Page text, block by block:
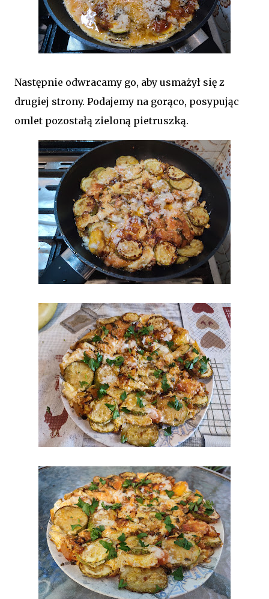
Następnie odwracamy go, aby usmażył się z
drugiej strony. Podajemy na gorąco, posypując
omlet pozostałą zieloną pietruszką.